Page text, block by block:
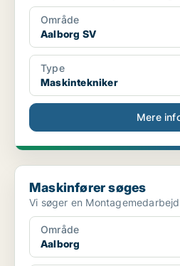
Område
Aalborg SV
Type
Maskintekniker
Mere
Maskinfører søges
Maskinfører søges
Vi søger en
Område
Aalborg